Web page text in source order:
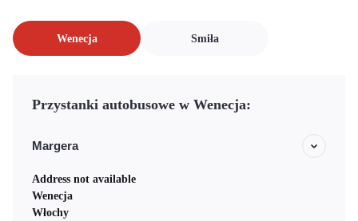
Wenecja Smiła
Przystanki autobusowe w Wenecja:
Margera
Address not available
Wenecja
Włochy